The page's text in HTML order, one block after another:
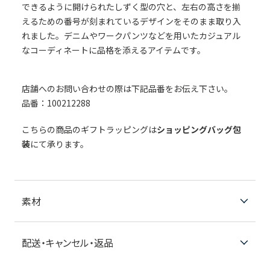
できるように開けられたしずく型の穴と、左右の高さを揃
えるための番号が刻まれているデザインをそのまま取り入
れました。デニムやワークパンツなどを用いたカジュアル
なコーディネートに品格を添えるアイテムです。
店舗へのお問い合わせの際は下記品番をお伝え下さい。
品番：100212288
こちらの商品のギフトラッピングはショッピングバッグ包
装にて承ります。
素材
配送・キャンセル・返品